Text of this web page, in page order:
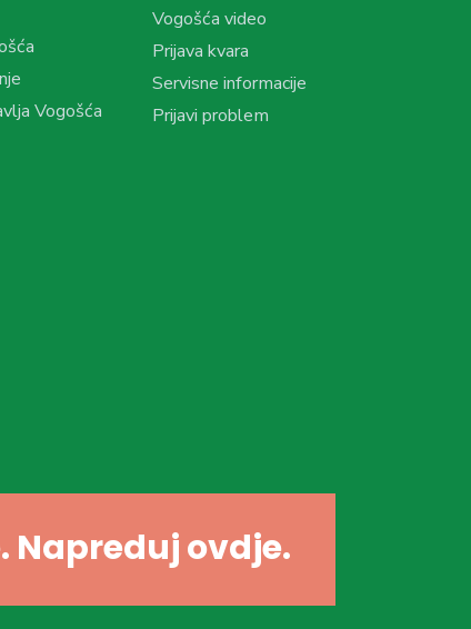
Vogošća
Vogošća video
Prijava kvara
Servisne informacije
Prijavi problem
Napreduj ovdje.